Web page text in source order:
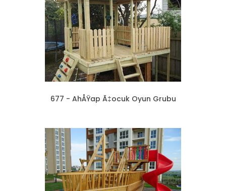
677 - AhÅŸap Ã‡ocuk Oyun Grubu